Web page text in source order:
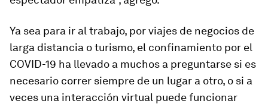
Ya sea para ir al trabajo, por viajes de negocios de
larga distancia o turismo, el confinamiento por el
COVID-19 ha llevado a muchos a preguntarse si es
necesario correr siempre de un lugar a otro, o si a
veces una interacción virtual puede funcionar